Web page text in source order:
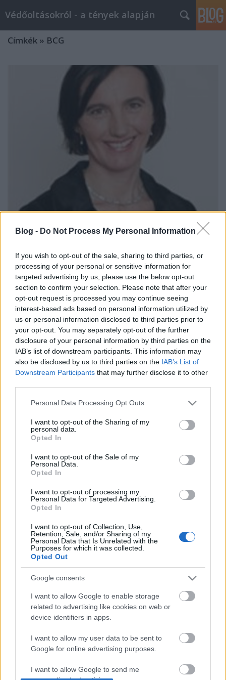
Blog - Do Not Process My Personal Information
If you wish to opt-out of the sale, sharing to third parties, or
processing of your personal or sensitive information for
targeted advertising by us, please use the below opt-out
section to confirm your selection. Please note that after your
opt-out request is processed you may continue seeing
interest-based ads based on personal information utilized by
us or personal information disclosed to third parties prior to
your opt-out. You may separately opt-out of the further
disclosure of your personal information by third parties on the
IAB’s list of downstream participants. This information may
also be disclosed by us to third parties on the IAB’s List of
Downstream Participants that may further disclose it to other
Please note that this website/app uses one or more Google
not limited to your visit or usage behaviour. You may click to
grant or deny consent to Google and its third-party tags to
use your data for below specified purposes in below Google
consent section.
Personal Data Processing Opt Outs
I want to opt-out of the Sharing of my
personal data.
Opted In
I want to opt-out of the Sale of my
Personal Data.
Opted In
I want to opt-out of processing my
Personal Data for Targeted Advertising.
Opted In
I want to opt-out of Collection, Use,
Retention, Sale, and/or Sharing of my
Personal Data that Is Unrelated with the
Purposes for which it was collected.
Opted Out
Google consents
I want to allow Google to enable storage
related to advertising like cookies on web or
device identifiers in apps.
I want to allow my user data to be sent to
Google for online advertising purposes.
I want to allow Google to send me
Védőoltásokról - a tények alapján
Címkék » BCG
tüdőgyógyásszal a BCG-oltás
múltjáról és jövőjéről
Ferenci Tamás (vedooltas.blog.hu) •2018. szeptember 27.
Ebben a bejegyzésben a blog egy korábbi
hagyományát igyekszem felújítani: beszélgetések
formájában bemutatni, hogy egy-egy kérdést
hogyan látnak a terület szakemberei, illetve a
bennfentesek meginterjúvolása révén betekintést
adni olyan ügyekbe, melyek hazánkban – sajnos –
sokszor nem jól ismertek a…
Pár gondolat a szatymazi TBC-s eset
kapcsán
Ferenci Tamás (vedooltas.blog.hu) •2016. május 01.
iskola egyik konyhása meghalt TBC-ben, ami miatt –
érthető módon – némi pánik tört ki a környékén. Ez a
két akkora butaság is megjelent ennek kapcsán
(ráadásul némelyik igenis oltással…